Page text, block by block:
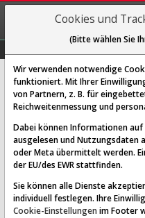
Blueprint
[BPMC | WKN A14SDD | ISIN
Aus 1.000
wurden seit 2015
Cookies und
(Bitte wählen Sie
Wir verwenden notwendige
funktioniert. Mit Ihrer
von Partnern, z. B. für
Reichweitenmessung und
Dabei können Informationen
ausgelesen und
oder Meta übermittelt werden.
der EU/des EWR stattfinden.
Sie können alle Dienste
individuell festlegen. Ihre
Cookie-Einstellungen im Footer